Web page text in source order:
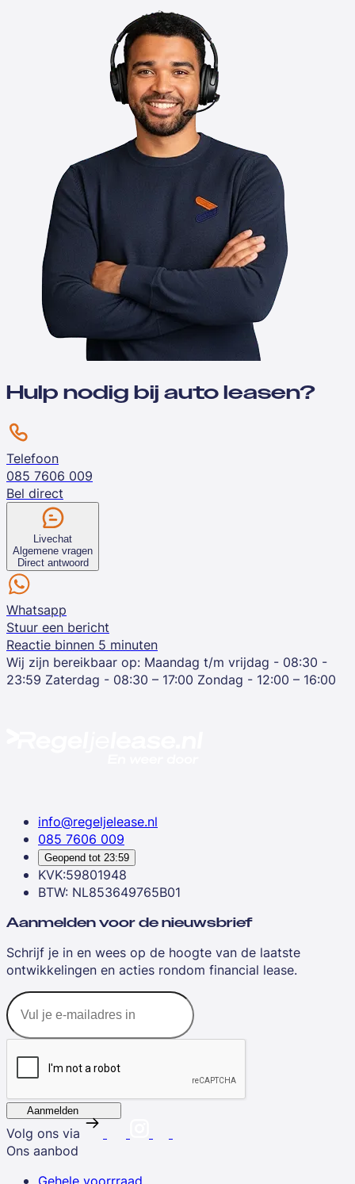
Hulp nodig bij auto leasen?
Telefoon
085 7606 009
Bel direct
Livechat
Algemene vragen
Direct antwoord
Whatsapp
Stuur een bericht
Reactie binnen 5 minuten
Wij zijn bereikbaar op: Maandag t/m vrijdag - 08:30 -
23:59 Zaterdag - 08:30 – 17:00 Zondag - 12:00 – 16:00
info@regeljelease.nl
085 7606 009
Geopend tot 23:59
KVK:59801948
BTW: NL853649765B01
Aanmelden voor de nieuwsbrief
Schrijf je in en wees op de hoogte van de laatste
ontwikkelingen en acties rondom financial lease.
Aanmelden
Volg ons via
Ons aanbod